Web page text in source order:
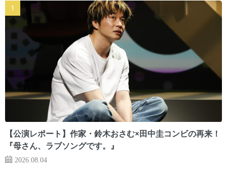
【公演レポート】作家・鈴木おさむ×田中圭コンビの再来！
『母さん、ラブソングです。』
2026.08.04